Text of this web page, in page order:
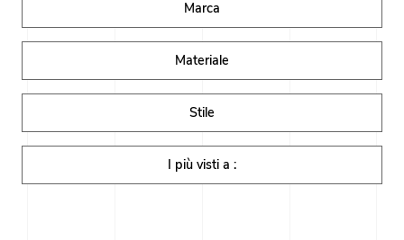
Marca
Materiale
Stile
I più visti a :